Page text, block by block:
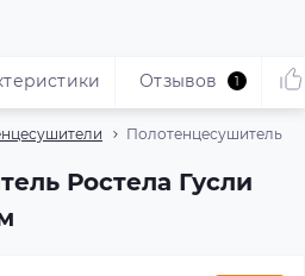
Полотенцесушитель
Ростела Гусли
Отзывов 1